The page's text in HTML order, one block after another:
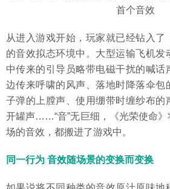
首个音效
从进入游戏开始，玩家就已经钻入了
的音效拟态环境中。大型运输飞机发
中传来的引导员略带电磁干扰的喊话
边传来呼啸的风声、落地时降落伞包
子弹的上膛声、使用绷带时缠纱布的
开罐声……“音”无巨细，《光荣使命
场的音效，都搬进了游戏中。
同一行为 音效随场景的变换而变换